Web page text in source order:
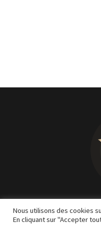
Création
Nous utilisons des cookies
En cliquant sur "Accepter